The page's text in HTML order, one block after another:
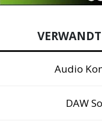
Audio
DAW